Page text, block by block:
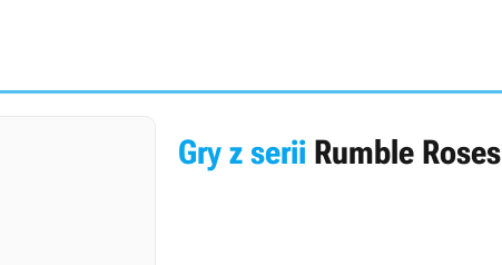
Gry z serii Rumble Roses